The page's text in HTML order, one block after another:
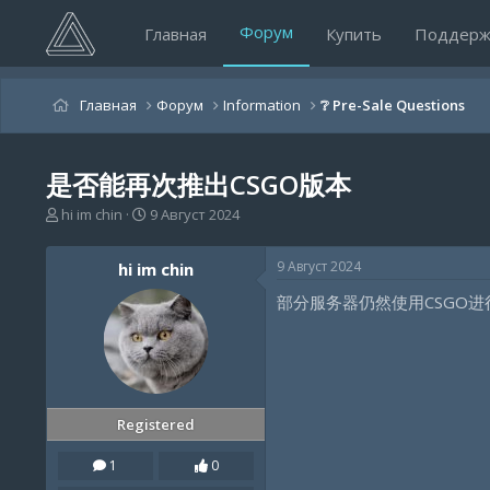
Главная Форум Купить
Главная Форум Information ❔ Pre-Sale Questions
是否能再次推出CSGO版本
А
т
hi im chin
Д
т
а
н
а
ч
а
л
а
9 Август 2024
hi im chin
Registered
1 0
9 Август 2024
部分服务器仍然使用CSGO